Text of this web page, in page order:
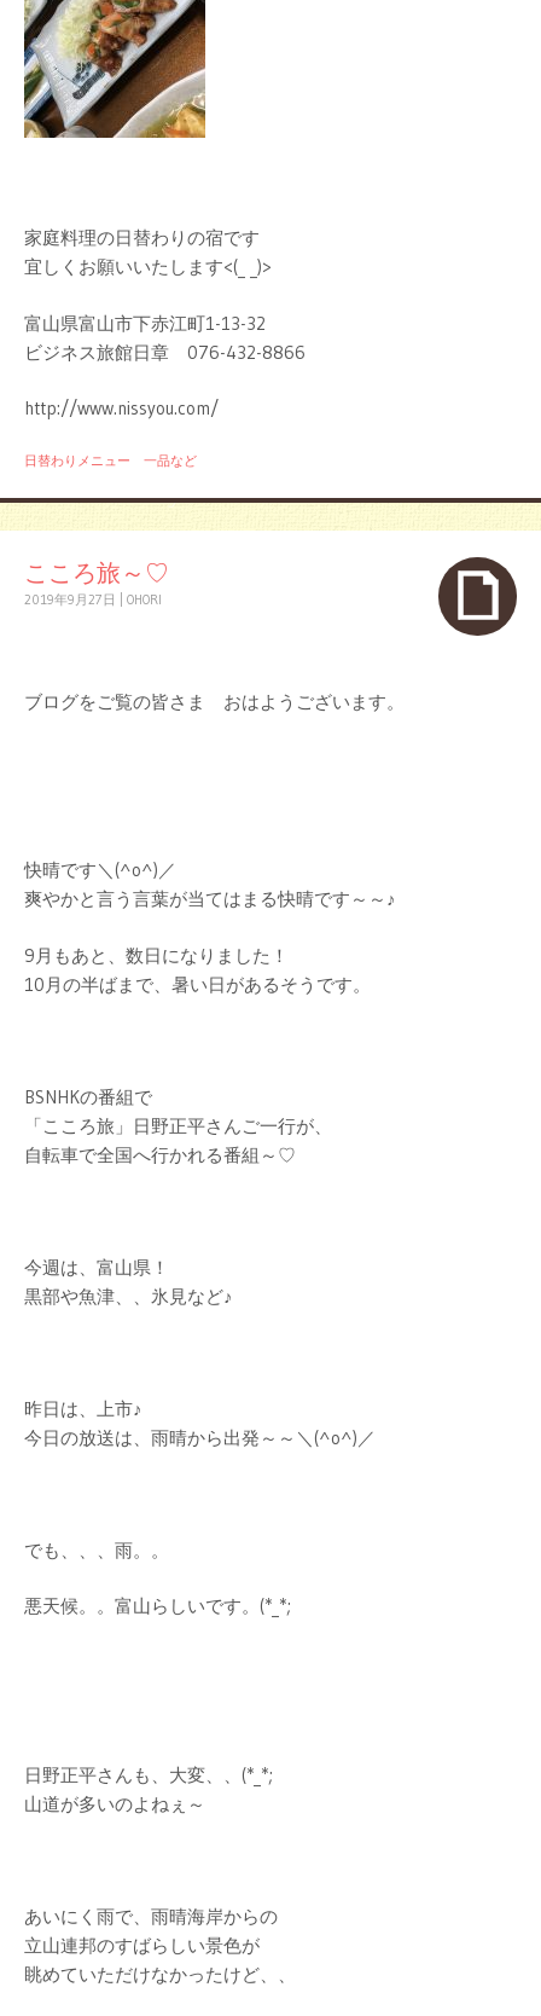
家庭料理の日替わりの宿です
宜しくお願いいたします<(_ _)>
富山県富山市下赤江町1-13-32
ビジネス旅館日章 076-432-8866
http://www.nissyou.com/
日替わりメニュー 一品など
こころ旅～♡
2019年9月27日 OHORI
ブログをご覧の皆さま おはようございます。
快晴です＼(^o^)／
爽やかと言う言葉が当てはまる快晴です～～♪
9月もあと、数日になりました！
10月の半ばまで、暑い日があるそうです。
BSNHKの番組で
「こころ旅」日野正平さんご一行が、
自転車で全国へ行かれる番組～♡
今週は、富山県！
黒部や魚津、、氷見など♪
昨日は、上市♪
今日の放送は、雨晴から出発～～＼(^o^)／
でも、、、雨。。
悪天候。。富山らしいです。(*_*;
日野正平さんも、大変、、(*_*;
山道が多いのよねぇ～
あいにく雨で、雨晴海岸からの
立山連邦のすばらしい景色が
眺めていただけなかったけど、、